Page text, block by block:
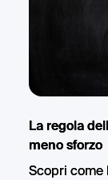
La regola
meno sforzo
Scopri come